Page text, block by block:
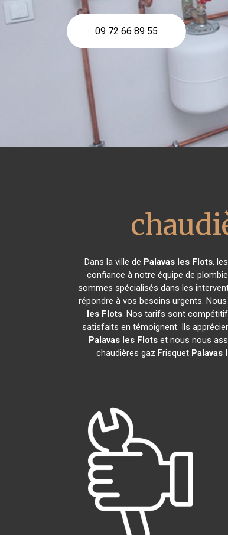
09 72 66 89 55
Dans la ville de Palavas les Flots,
confiance à notre équipe de
sommes spécialisés dans les
répondre à vos besoins urgents.
les Flots. Nos tarifs sont
satisfaits en témoignent. Ils
Palavas les Flotset nous nous
chaudières gaz Frisquet Palavas